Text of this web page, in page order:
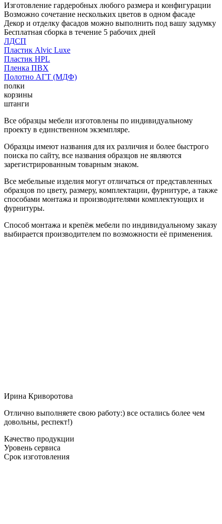
Изготовление гардеробных любого размера и конфигурации
Возможно сочетание нескольких цветов в одном фасаде
Декор и отделку фасадов можно выполнить под вашу задумку
Бесплатная сборка в течение 5 рабочих дней
ЛДСП
Пластик Alvic Luxe
Пластик HPL
Пленка ПВХ
Полотно АГТ (МДФ)
полки
корзины
штанги
Все образцы мебели изготовлены по индивидуальному
проекту в единственном экземпляре.
Образцы имеют названия для их различия и более быстрого
поиска по сайту, все названия образцов не являются
зарегистрированным товарным знаком.
Все мебельные изделия могут отличаться от представленных
образцов по цвету, размеру, комплектации, фурнитуре, а также
способами монтажа и производителями комплектующих и
фурнитуры.
Способ монтажа и крепёж мебели по индивидуальному заказу
выбирается производителем по возможности её применения.
Ирина Криворотова
Отлично выполняете свою работу:) все остались более чем
довольны, респект!)
Качество продукции
Уровень сервиса
Срок изготовления